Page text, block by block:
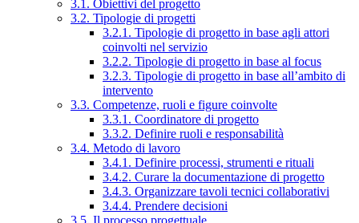
3.1. Obiettivi del progetto
3.2. Tipologie di progetti
3.2.1. Tipologie di progetto in base agli attori
coinvolti nel servizio
3.2.2. Tipologie di progetto in base al focus
3.2.3. Tipologie di progetto in base all’ambito di
intervento
3.3. Competenze, ruoli e figure coinvolte
3.3.1. Coordinatore di progetto
3.3.2. Definire ruoli e responsabilità
3.4. Metodo di lavoro
3.4.1. Definire processi, strumenti e rituali
3.4.2. Curare la documentazione di progetto
3.4.3. Organizzare tavoli tecnici collaborativi
3.4.4. Prendere decisioni
3.5. Il processo progettuale